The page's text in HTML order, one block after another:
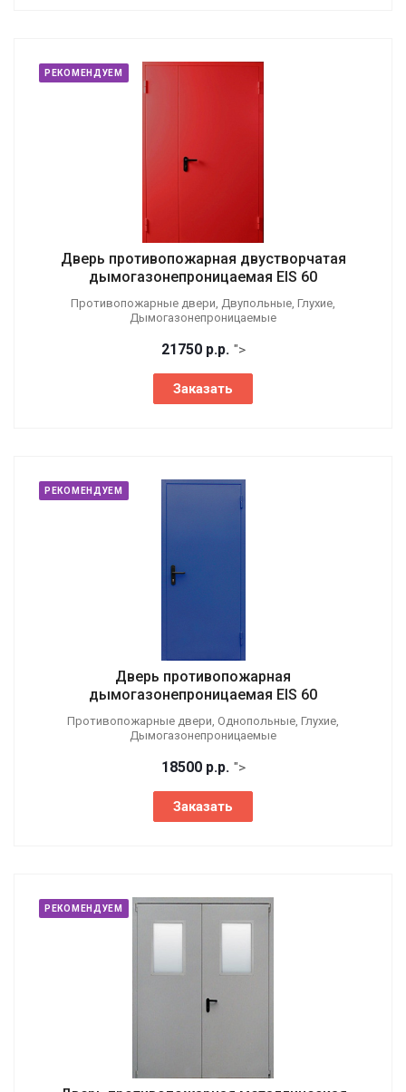
РЕКОМЕНДУЕМ
Дверь противопожарная двустворчатая
дымогазонепроницаемая EIS 60
Противопожарные двери, Двупольные, Глухие,
Дымогазонепроницаемые
21750 р.р. ">
Заказать
РЕКОМЕНДУЕМ
Дверь противопожарная
дымогазонепроницаемая EIS 60
Противопожарные двери, Однопольные, Глухие,
Дымогазонепроницаемые
18500 р.р. ">
Заказать
РЕКОМЕНДУЕМ